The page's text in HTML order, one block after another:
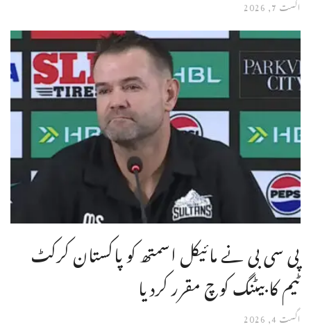
اگست 7, 2026
پی سی بی نے مائیکل اسمتھ کو پاکستان کرکٹ
ٹیم کا بیٹنگ کوچ مقرر کردیا
اگست 4, 2026